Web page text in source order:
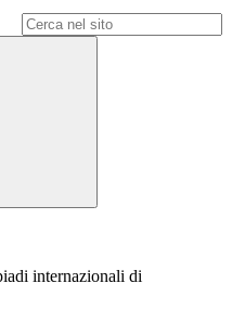
internazionali di